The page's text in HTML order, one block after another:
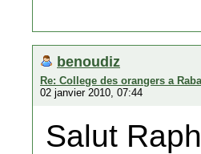
benoudiz
Re: College des orangers a
02 janvier 2010, 07:44
Salut